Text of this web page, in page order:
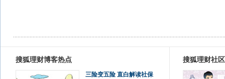
搜狐理财博客热点
三险变五险 直白解读社保
搜狐理财社